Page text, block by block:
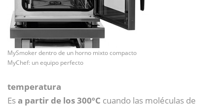
MySmoker dentro de un horno mixto compacto
MyChef: un equipo perfecto
temperatura
Esa partir de los 300ºC cuando las moléculas de